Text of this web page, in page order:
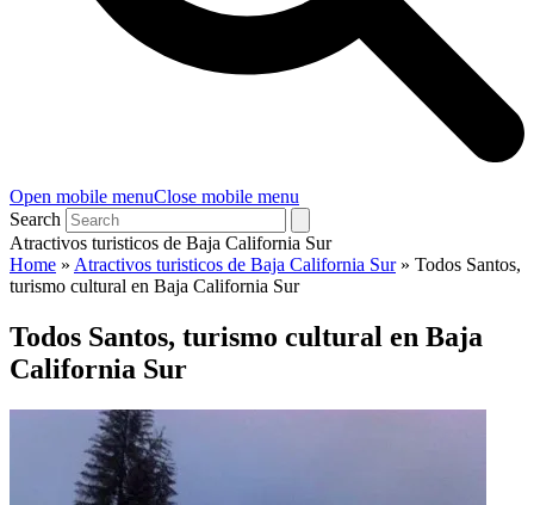
Open mobile menuClose mobile menu
Search
Atractivos turisticos de Baja California Sur
Home » Atractivos turisticos de Baja California Sur» Todos Santos,
turismo cultural en Baja California Sur
Todos Santos, turismo cultural en Baja
California Sur